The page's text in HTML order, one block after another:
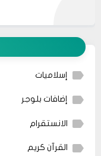
إسلاميات
إضافات بلوجر
الانستقرام
القرآن كريم